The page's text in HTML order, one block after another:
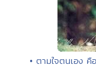
• ตามใจตนเอง